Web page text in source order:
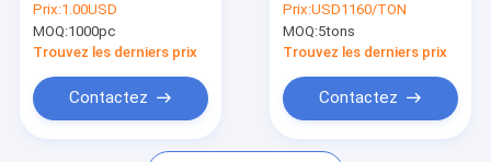
Nouvelles
Cas
SCH40 DST SCH80 a
galvanisé le montage
sans couture
Prix:1.00USD
MOQ:1000pc
Trouvez les derniers prix
Contactez
au carbone ASTM
A234 WPB peinture
de noir de 48 pouces
Prix:USD1160/TON
MOQ:5tons
Trouvez les derniers prix
Contactez